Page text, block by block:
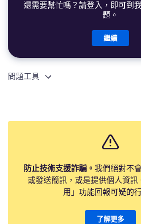
還需要幫忙嗎？請登入，即可到
題。
繼續
問題工具
防止技術支援詐騙。 我們絕對不
或發送簡訊，或是提供個人資訊
用」功能回報可疑的
了解更多